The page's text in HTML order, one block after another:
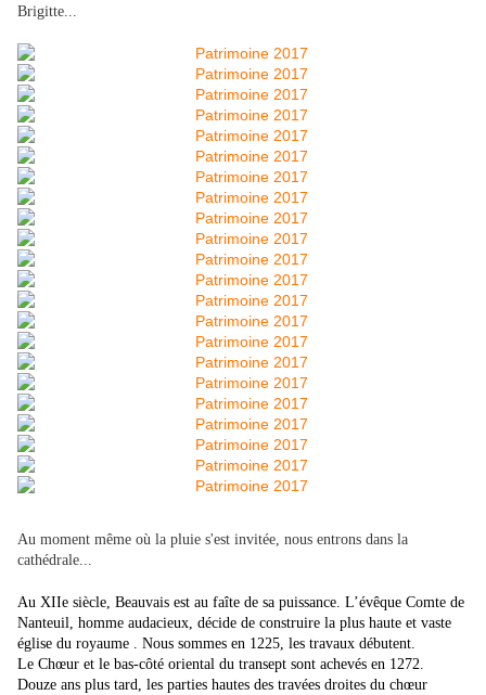
Brigitte...
Au moment même où la pluie s'est invitée, nous entrons dans la
cathédrale...
Au XIIe siècle, Beauvais est au faîte de sa puissance. L’évêque Comte de
Nanteuil, homme audacieux, décide de construire la plus haute et vaste
église du royaume . Nous sommes en 1225, les travaux débutent.
Le Chœur et le bas-côté oriental du transept sont achevés en 1272.
Douze ans plus tard, les parties hautes des travées droites du chœur